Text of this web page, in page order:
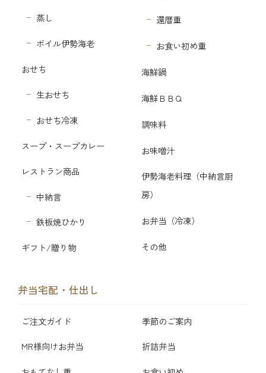
蒸し
ボイル伊勢海老
おせち
生おせち
おせち冷凍
スープ・スープカレー
レストラン商品
中納言
鉄板焼ひかり
ギフト/贈り物
還暦重
お食い初め重
海鮮鍋
海鮮ＢＢＱ
調味料
お味噌汁
伊勢海老料理（中納言厨
房）
お弁当（冷凍）
その他
弁当宅配・仕出し
ご注文ガイド 季節のご案内
MR様向けお弁当 折詰弁当